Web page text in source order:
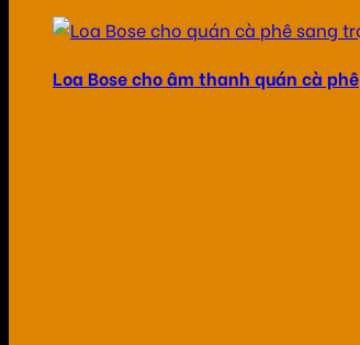
Loa Bose cho âm thanh quán cà phê